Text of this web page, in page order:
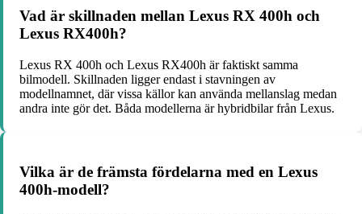
Vad är skillnaden mellan Lexus RX 400h och
Lexus RX400h?
Lexus RX 400h och Lexus RX400h är faktiskt samma
bilmodell. Skillnaden ligger endast i stavningen av
modellnamnet, där vissa källor kan använda mellanslag medan
andra inte gör det. Båda modellerna är hybridbilar från Lexus.
Vilka är de främsta fördelarna med en Lexus
400h-modell?